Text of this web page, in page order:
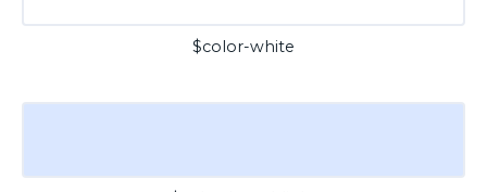
$color-white